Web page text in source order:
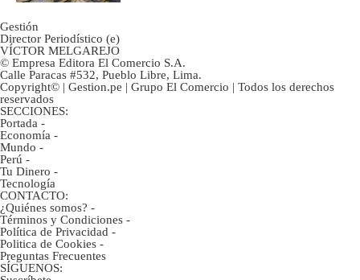
Gestión
Director Periodístico (e)
VÍCTOR MELGAREJO
© Empresa Editora El Comercio S.A.
Calle Paracas #532, Pueblo Libre, Lima.
Copyright© | Gestion.pe | Grupo El Comercio | Todos los derechos
reservados
SECCIONES:
Portada -
Economía -
Mundo -
Perú -
Tu Dinero -
Tecnología
CONTACTO:
¿Quiénes somos? -
Términos y Condiciones -
Política de Privacidad -
Politica de Cookies -
Preguntas Frecuentes
SÍGUENOS: